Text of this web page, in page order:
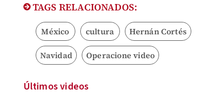
TAGS RELACIONADOS:
México cultura Hernán Cortés
Navidad Operacione video
Últimos videos